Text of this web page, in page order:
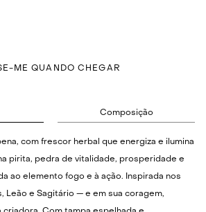
ME QUANDO CHEGAR
Composição
com frescor herbal que energiza e ilumina
pirita, pedra de vitalidade, prosperidade e
ao elemento fogo e à ação. Inspirada nos
Leão e Sagitário — e em sua coragem,